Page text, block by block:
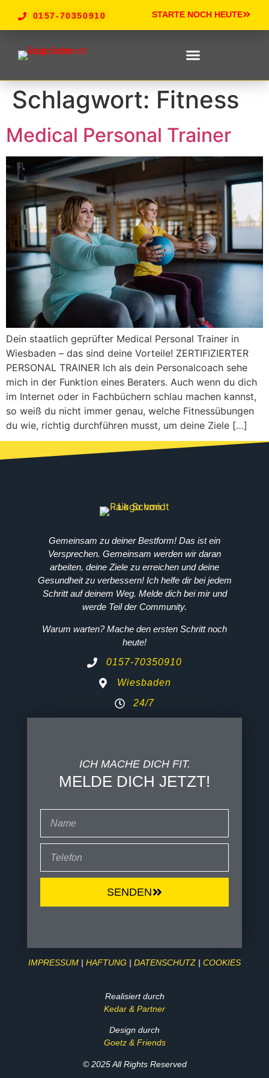
0157-70350910 STARTE NOCH HEUTE
Schlagwort: Fitness
Medical Personal Trainer
Dein staatlich geprüfter Medical Personal Trainer in
Wiesbaden – das sind deine Vorteile! ZERTIFIZIERTER
PERSONAL TRAINER Ich als dein Personalcoach sehe
mich in der Funktion eines Beraters. Auch wenn du dich
im Internet oder in Fachbüchern schlau machen kannst,
so weiß du nicht immer genau, welche Fitnessübungen
du wie, richtig durchführen musst, um deine Ziele […]
Gemeinsam zu deiner Bestform! Das ist ein
Versprechen. Gemeinsam werden wir daran
arbeiten, deine Ziele zu erreichen und deine
Gesundheit zu verbessern! Ich helfe dir bei jedem
Schritt auf deinem Weg. Melde dich bei mir und
werde Teil der Community.
Warum warten? Mache den ersten Schritt noch
heute!
0157-70350910
Wiesbaden
24/7
ICH MACHE DICH FIT.
MELDE DICH JETZT!
SENDEN
IMPRESSUM | HAFTUNG | DATENSCHUTZ | COOKIES
Realisiert durch
Kedar & Partner
Design durch
Goetz & Friends
© 2025 All Rights Reserved